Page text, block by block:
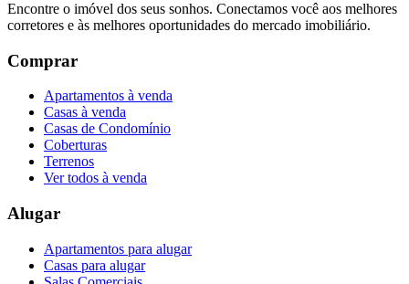
Encontre o imóvel dos seus sonhos. Conectamos você aos melhores
corretores e às melhores oportunidades do mercado imobiliário.
Comprar
Apartamentos à venda
Casas à venda
Casas de Condomínio
Coberturas
Terrenos
Ver todos à venda
Alugar
Apartamentos para alugar
Casas para alugar